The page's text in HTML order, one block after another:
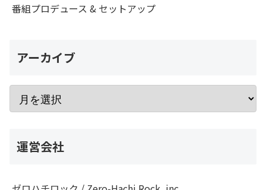
番組プロデュース & セットアップ
アーカイブ
運営会社